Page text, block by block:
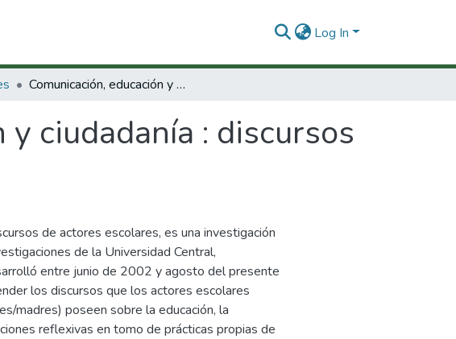
Log In
Comunicación, educación y ciudadanía : discursos de actores escolares.
ciudadanía : discursos
de actores escolares, es una investigación
de la Universidad Central,
entre junio de 2002 y agosto del presente
los discursos que los actores escolares
madres) poseen sobre la educación, la
reflexivas en tomo de prácticas propias de